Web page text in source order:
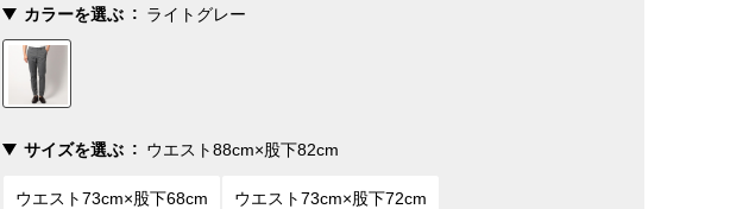
カラーを選ぶ ライトグレー
サイズを選ぶ ウエスト88cm×股下82cm
ウエスト73cm×股下68cm ウエスト73cm×股下72cm